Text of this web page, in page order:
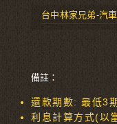
台中林家兄弟-汽
備註：
還款期數: 最低3
利息計算方式(以